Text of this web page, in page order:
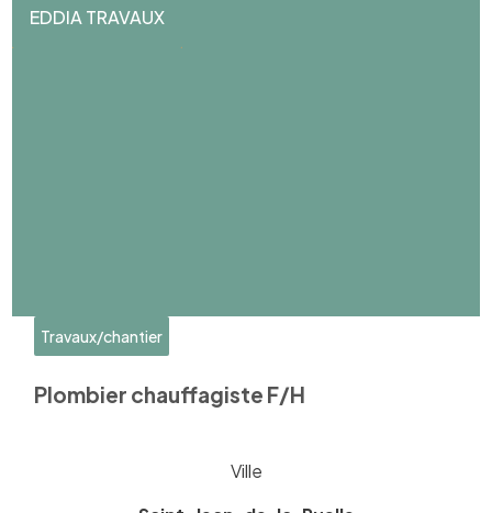
EDDIA TRAVAUX
Travaux/chantier
Plombier chauffagiste F/H
Ville